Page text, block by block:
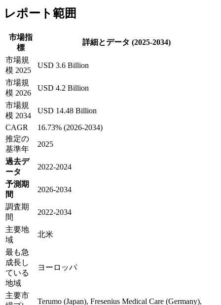
レポート範囲
市場指
標
詳細とデータ (2025-2034)
市場規
模 2025
USD 3.6 Billion
市場規
模 2026
USD 4.2 Billion
市場規
模 2034
USD 14.48 Billion
CAGR
16.73% (2026-2034)
推定の
基準年
2025
過去デ
ータ
2022-2024
予測期
間
2026-2034
調査期
間
2022-2034
主要地
域
北米
最も急
成長し
ている
地域
ヨーロッパ
主要市
Terumo (Japan), Fresenius Medical Care (Germany),